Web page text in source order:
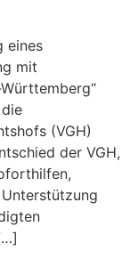
eines
mit
(VGH)
der VGH,